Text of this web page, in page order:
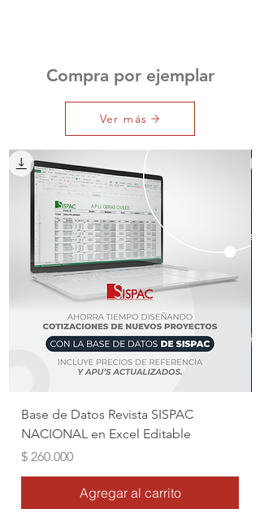
Compra por ejemplar
Ver más
Base de Datos Revista SISPAC
NACIONAL en Excel Editable
Precio
$ 260.000
Agregar al carrito